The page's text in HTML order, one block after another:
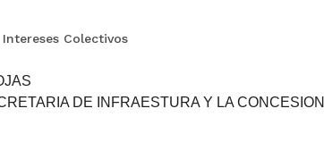
Colectivos
DE INFRAESTURA Y LA